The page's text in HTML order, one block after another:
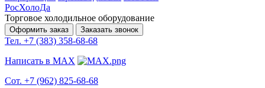
РосХолоДа
Торговое холодильное оборудование
Оформить заказ Заказать звонок
Тел. +7 (383) 358-68-68
Написать в MAX
Сот. +7 (962) 825-68-68